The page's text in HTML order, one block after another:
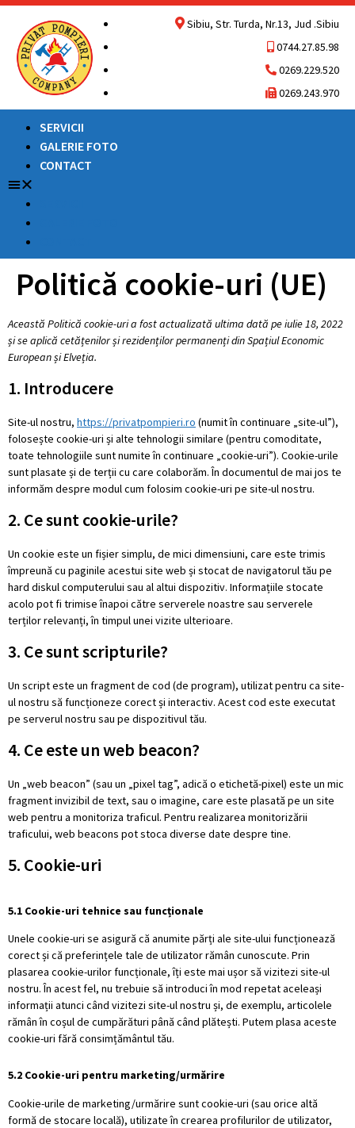
Sibiu, Str. Turda, Nr.13, Jud .Sibiu
0744.27.85.98
0269.229.520
0269.243.970
SERVICII
GALERIE FOTO
CONTACT
Politică cookie-uri (UE)
Această Politică cookie-uri a fost actualizată ultima dată pe iulie 18, 2022
și se aplică cetățenilor și rezidenților permanenți din Spațiul Economic
European și Elveția.
1. Introducere
Site-ul nostru, https://privatpompieri.ro (numit în continuare „site-ul”),
folosește cookie-uri și alte tehnologii similare (pentru comoditate,
toate tehnologiile sunt numite în continuare „cookie-uri”). Cookie-urile
sunt plasate și de terții cu care colaborăm. În documentul de mai jos te
informăm despre modul cum folosim cookie-uri pe site-ul nostru.
2. Ce sunt cookie-urile?
Un cookie este un fișier simplu, de mici dimensiuni, care este trimis
împreună cu paginile acestui site web și stocat de navigatorul tău pe
hard diskul computerului sau al altui dispozitiv. Informațiile stocate
acolo pot fi trimise înapoi către serverele noastre sau serverele
terților relevanți, în timpul unei vizite ulterioare.
3. Ce sunt scripturile?
Un script este un fragment de cod (de program), utilizat pentru ca site-
ul nostru să funcționeze corect și interactiv. Acest cod este executat
pe serverul nostru sau pe dispozitivul tău.
4. Ce este un web beacon?
Un „web beacon” (sau un „pixel tag”, adică o etichetă-pixel) este un mic
fragment invizibil de text, sau o imagine, care este plasată pe un site
web pentru a monitoriza traficul. Pentru realizarea monitorizării
traficului, web beacons pot stoca diverse date despre tine.
5. Cookie-uri
5.1 Cookie-uri tehnice sau funcționale
Unele cookie-uri se asigură că anumite părți ale site-ului funcționează
corect și că preferințele tale de utilizator rămân cunoscute. Prin
plasarea cookie-urilor funcționale, îți este mai ușor să vizitezi site-ul
nostru. În acest fel, nu trebuie să introduci în mod repetat aceleași
informații atunci când vizitezi site-ul nostru și, de exemplu, articolele
rămân în coșul de cumpărături până când plătești. Putem plasa aceste
cookie-uri fără consimțământul tău.
5.2 Cookie-uri pentru marketing/urmărire
Cookie-urile de marketing/urmărire sunt cookie-uri (sau orice altă
formă de stocare locală), utilizate în crearea profilurilor de utilizator,